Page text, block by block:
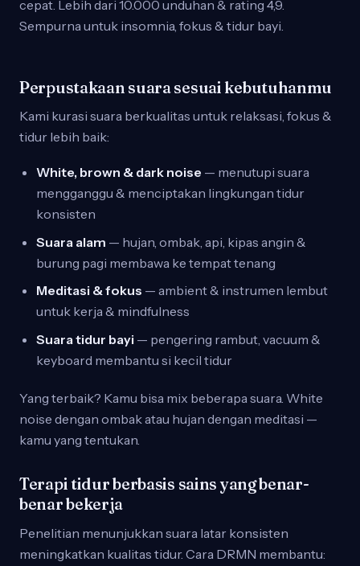
cepat. Lebih dari 10.000 unduhan & rating 4,9.
Sempurna untuk insomnia, fokus & tidur bayi.
Perpustakaan suara sesuai kebutuhanmu
Kami kurasi suara berkualitas untuk relaksasi, fokus &
tidur lebih baik:
White, brown & dark noise — menutupi suara
mengganggu & menciptakan lingkungan tidur
konsisten
Suara alam — hujan, ombak, api, kipas angin &
burung pagi membawa ke tempat tenang
Meditasi & fokus — ambient & instrumen lembut
untuk kerja & mindfulness
Suara tidur bayi — pengering rambut, vacuum &
keyboard membantu si kecil tidur
Yang terbaik? Kamu bisa mix beberapa suara. White
noise dengan ombak atau hujan dengan meditasi —
kamu yang tentukan.
Terapi tidur berbasis sains yang benar-
benar bekerja
Penelitian menunjukkan suara latar konsisten
meningkatkan kualitas tidur. Cara DRMN membantu: